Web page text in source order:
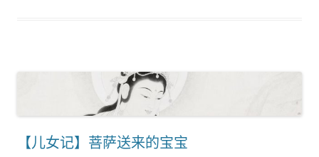
【儿女记】菩萨送来的宝宝